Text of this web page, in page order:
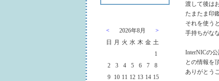
< 2026年8月
>
日
月 火 水 木 金 土
1
2
3 4 5 6 7
8
9 10 11 12 13 14 15
渡して後は
たまたま印
それを使う
手持ちがな
InterNICの
との情報を
ありがとう